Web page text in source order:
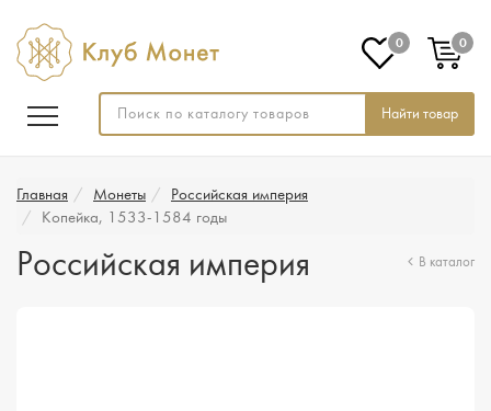
Найти товар
0 0
Главная Монеты
Российская империя
Копейка, 1533-1584 годы
Российская империя В каталог